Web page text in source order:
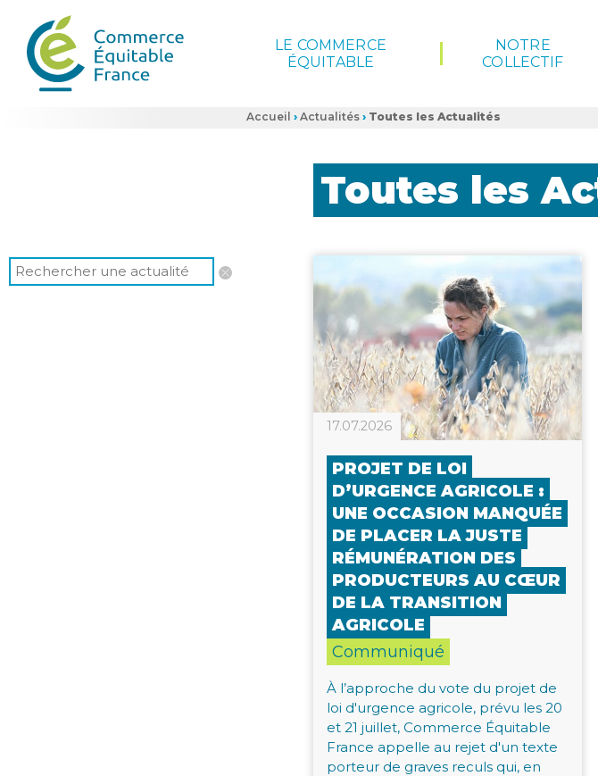
LE COMMERCE
ÉQUITABLE
NOTRE
COLLECTIF
Accueil › Actualités › Toutes les Actualités
Rechercher
une
Toutes les
17.07.2026
PROJET DE LOI
D’URGENCE AGRICOLE :
UNE OCCASION MANQUÉE
DE PLACER LA JUSTE
RÉMUNÉRATION DES
PRODUCTEURS AU CŒUR
DE LA TRANSITION
AGRICOLE
Communiqué
À l’approche du vote du projet de
loi d'urgence agricole, prévu les 20
et 21 juillet, Commerce Équitable
France appelle au rejet d'un texte
porteur de graves reculs qui, en